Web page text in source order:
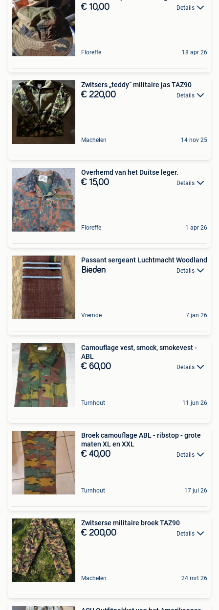
€ 10,00 Details
Floreffe 18 apr 26
Zwitsers „teddy” militaire jas TAZ90
€ 220,00 Details
Machelen 14 nov 25
Overhemd van het Duitse leger.
€ 15,00 Details
Floreffe 1 apr 26
Passant sergeant Luchtmacht Woodland
Bieden Details
Vremde 7 jan 26
Camouflage vest, smock, smokevest -
ABL
€ 60,00 Details
Turnhout 11 jun 26
Broek camouflage ABL - ribstop - grote
maten XL en XXL
€ 40,00 Details
Turnhout 17 jul 26
Zwitserse militaire broek TAZ90
€ 200,00 Details
Machelen 24 mrt 26